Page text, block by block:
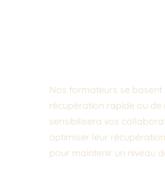
Nos formateurs se basent
récupération rapide ou de
sensibilisera vos
optimiser leur
pour maintenir un niveau